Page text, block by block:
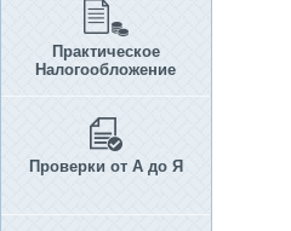
Практическое
Налогообложение
Проверки от А до Я